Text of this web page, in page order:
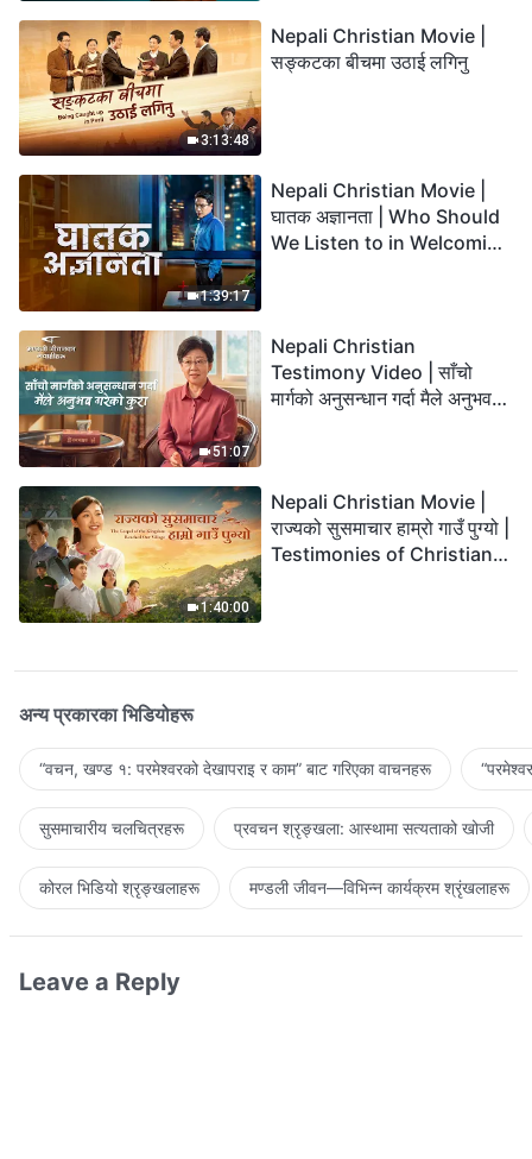
3:13:48
Nepali Christian Movie |
सङ्कटका बीचमा उठाई लगिनु
1:39:17
Nepali Christian Movie |
घातक अज्ञानता | Who Should
We Listen to in Welcoming
51:07
Nepali Christian
Testimony Video | साँचो
मार्गको अनुसन्धान गर्दा मैले अनुभव
1:40:00
Nepali Christian Movie |
राज्यको सुसमाचार हाम्रो गाउँ पुग्यो |
Testimonies of Christians
अन्य प्रकारका भिडियोहरू
“वचन, खण्ड १: परमेश्‍वरको देखापराइ र काम” बाट गरिएका वाचनहरू
सुसमाचारीय चलचित्रहरू प्रवचन श्रृङ्खला: आस्थामा सत्यताको खोजी
कोरल भिडियो श्रृङ्खलाहरू मण्डली जीवन—विभिन्‍न कार्यक्रम श्रृंखलाहरू
Leave a Reply